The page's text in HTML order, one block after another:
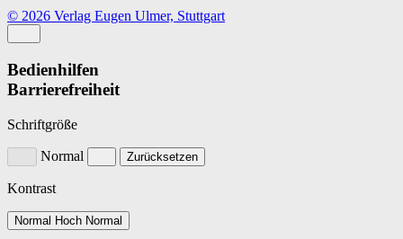
© 2026 Verlag Eugen Ulmer, Stuttgart
Bedienhilfen
Barrierefreiheit
Schriftgröße
Normal Zurücksetzen
Kontrast
Normal Hoch Normal